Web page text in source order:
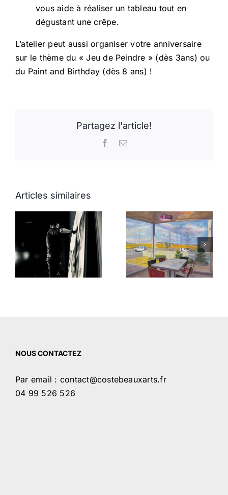
vous aide à réaliser un tableau tout en
dégustant une crêpe.
L’atelier peut aussi organiser votre anniversaire
sur le thème du « Jeu de Peindre » (dès 3ans) ou
du Paint and Birthday (dès 8 ans) !
Partagez l'article!
Facebook
Email
Articles similaires
Artiste Olivier
de Mazières
Arts plastiques
de Saint jean
de Védas
NOUS CONTACTEZ
Par email : contact@costebeauxarts.fr
04 99 526 526